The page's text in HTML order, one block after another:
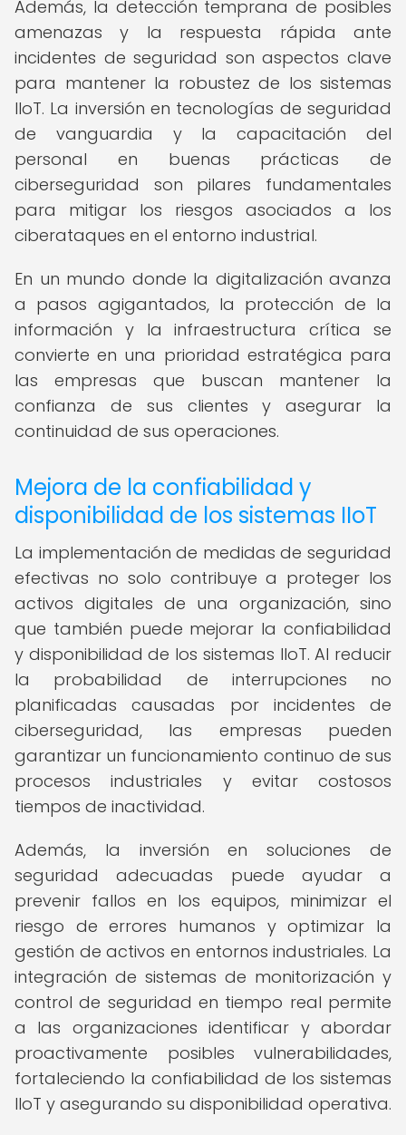
Además, la detección temprana de posibles
amenazas y la respuesta rápida ante
incidentes de seguridad son aspectos clave
para mantener la robustez de los sistemas
IIoT. La inversión en tecnologías de seguridad
de vanguardia y la capacitación del
personal en buenas prácticas de
ciberseguridad son pilares fundamentales
para mitigar los riesgos asociados a los
ciberataques en el entorno industrial.
En un mundo donde la digitalización avanza
a pasos agigantados, la protección de la
información y la infraestructura crítica se
convierte en una prioridad estratégica para
las empresas que buscan mantener la
confianza de sus clientes y asegurar la
continuidad de sus operaciones.
Mejora de la confiabilidad y
disponibilidad de los sistemas IIoT
La implementación de medidas de seguridad
efectivas no solo contribuye a proteger los
activos digitales de una organización, sino
que también puede mejorar la confiabilidad
y disponibilidad de los sistemas IIoT. Al reducir
la probabilidad de interrupciones no
planificadas causadas por incidentes de
ciberseguridad, las empresas pueden
garantizar un funcionamiento continuo de sus
procesos industriales y evitar costosos
tiempos de inactividad.
Además, la inversión en soluciones de
seguridad adecuadas puede ayudar a
prevenir fallos en los equipos, minimizar el
riesgo de errores humanos y optimizar la
gestión de activos en entornos industriales. La
integración de sistemas de monitorización y
control de seguridad en tiempo real permite
a las organizaciones identificar y abordar
proactivamente posibles vulnerabilidades,
fortaleciendo la confiabilidad de los sistemas
IIoT y asegurando su disponibilidad operativa.